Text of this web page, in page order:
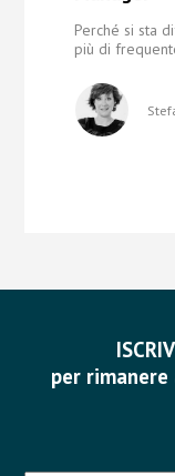
Perché si sta
più di
per